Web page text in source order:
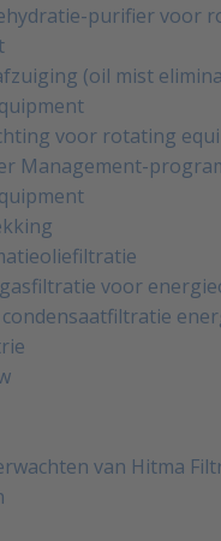
purifier voor
(oil mist
voor rotating
Management-
voor
van Hitma